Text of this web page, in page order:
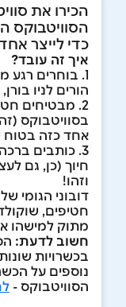
הכירו את
הסוויטבוקס
כדי לייצר
איך זה עובד?
1. בוחרים
הורים לניו
2. מבטיחים
בסוויטבוקס
אחד כזה בטוח
3. כותבים
חיוך (כן, גם
וזהו!
חטיפים,
מתוק למישהו
חשוב לדעת:
בכשרויות
נוספים על
הסוויטבוקס -